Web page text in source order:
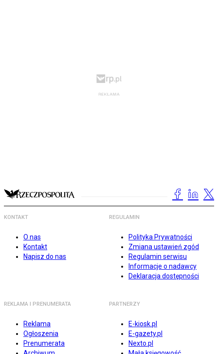
KONTAKT
O nas
Kontakt
Napisz do nas
REGULAMIN
Polityka Prywatności
Zmiana ustawień zgód
Regulamin serwisu
Informacje o nadawcy
Deklaracja dostępności
REKLAMA I PRENUMERATA
Reklama
Ogłoszenia
Prenumerata
PARTNERZY
E-kiosk.pl
E-gazety.pl
Nexto.pl